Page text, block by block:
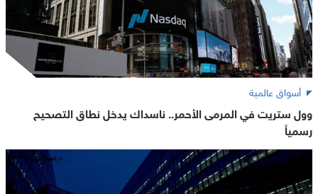
أسواق عالمية
وول ستريت في المرمى الأحمر.. ناسداك يدخل نطاق التصحيح
رسمياً